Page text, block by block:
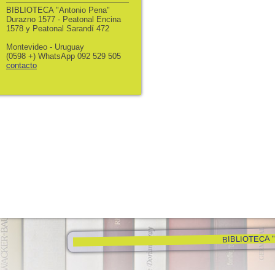
BIBLIOTECA
BIBLIOTECA "Antonio Pena"
Durazno 1577 - Peatonal Encina
1578 y Peatonal Sarandí 472
Montevideo - Uruguay
(0598 +) WhatsApp 092 529 505
contacto